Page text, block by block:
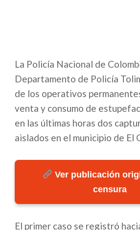
La Policía Nacional de
Departamento de Policía
de los operativos
venta y consumo de
en las últimas horas dos
aislados en el municipio de El
Ver publicación
censura
El primer caso se registró